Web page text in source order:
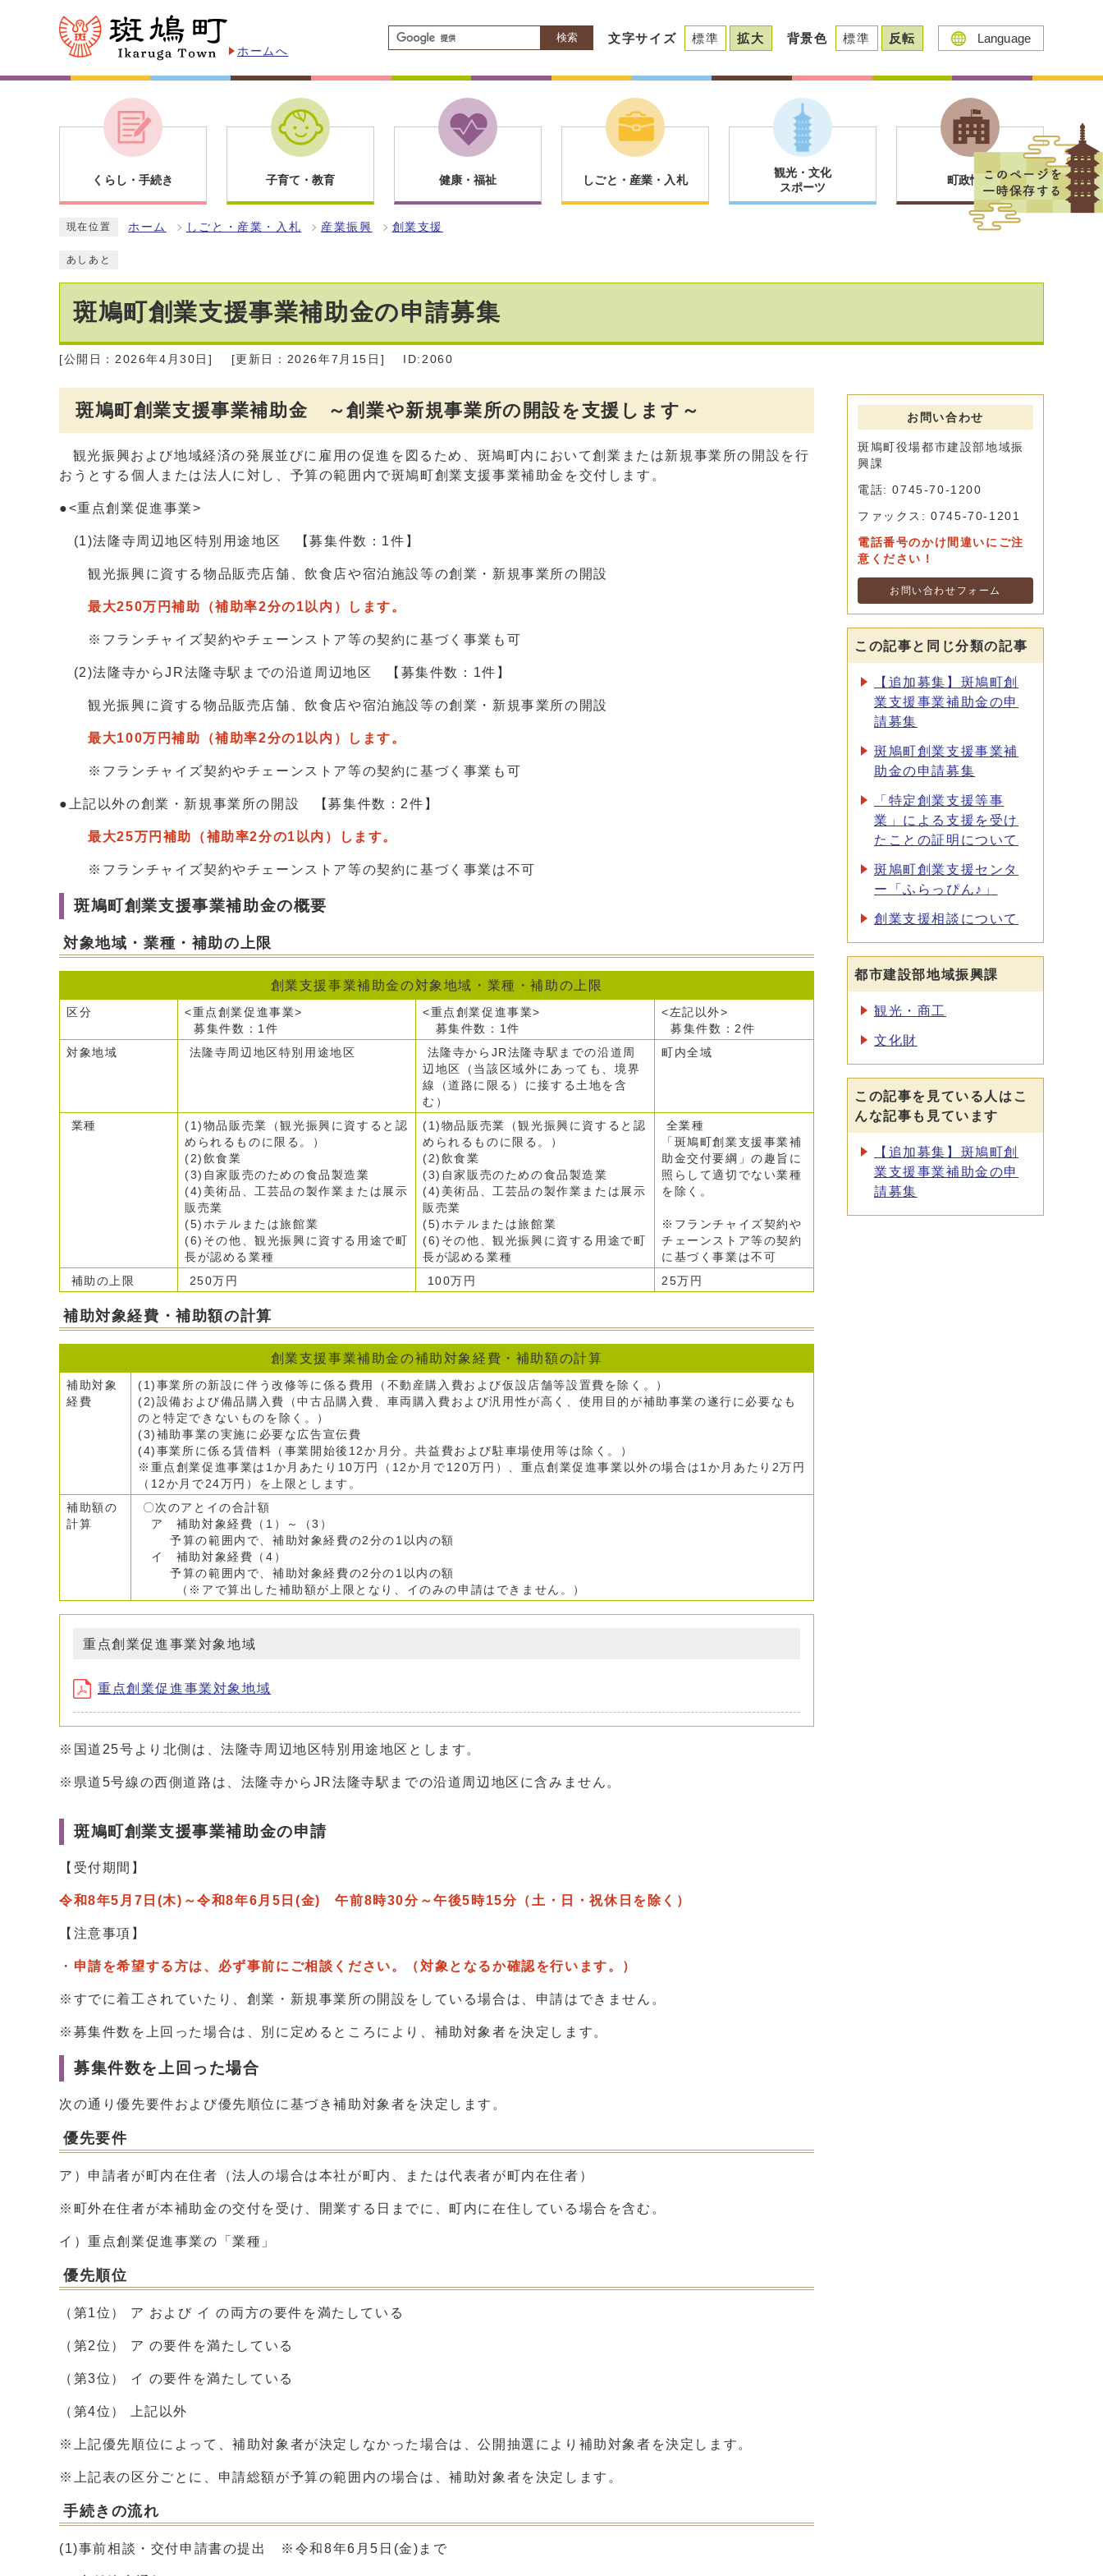
ホームへ
検索 文字サイズ 標準 拡大 背景色 標準 反転 Language
くらし・手続き 子育て・教育 健康・福祉 しごと・産業・入札
観光・文化
スポーツ
町政情報
現在位置 ホーム しごと・産業・入札 産業振興 創業支援
あしあと
斑鳩町創業支援事業補助金の申請募集
[公開日：2026年4月30日] [更新日：2026年7月15日] ID:2060
斑鳩町創業支援事業補助金 ～創業や新規事業所の開設を支援します～
観光振興および地域経済の発展並びに雇用の促進を図るため、斑鳩町内において創業または新規事業所の開設を行
おうとする個人または法人に対し、予算の範囲内で斑鳩町創業支援事業補助金を交付します。
●<重点創業促進事業>
(1)法隆寺周辺地区特別用途地区 【募集件数：1件】
観光振興に資する物品販売店舗、飲食店や宿泊施設等の創業・新規事業所の開設
最大250万円補助（補助率2分の1以内）します。
※フランチャイズ契約やチェーンストア等の契約に基づく事業も可
(2)法隆寺からJR法隆寺駅までの沿道周辺地区 【募集件数：1件】
観光振興に資する物品販売店舗、飲食店や宿泊施設等の創業・新規事業所の開設
最大100万円補助（補助率2分の1以内）します。
※フランチャイズ契約やチェーンストア等の契約に基づく事業も可
●上記以外の創業・新規事業所の開設 【募集件数：2件】
最大25万円補助（補助率2分の1以内）します。
※フランチャイズ契約やチェーンストア等の契約に基づく事業は不可
斑鳩町創業支援事業補助金の概要
対象地域・業種・補助の上限
創業支援事業補助金の対象地域・業種・補助の上限
区分
<重点創業促進事業>
募集件数：1件
<重点創業促進事業>
募集件数：1件
<左記以外>
募集件数：2件
対象地域
法隆寺周辺地区特別用途地区
法隆寺からJR法隆寺駅までの沿道周
辺地区（当該区域外にあっても、境界
線（道路に限る）に接する土地を含
む）
町内全域
業種
(1)物品販売業（観光振興に資すると認
められるものに限る。）
(2)飲食業
(3)自家販売のための食品製造業
(4)美術品、工芸品の製作業または展示
販売業
(5)ホテルまたは旅館業
(6)その他、観光振興に資する用途で町
長が認める業種
(1)物品販売業（観光振興に資すると認
められるものに限る。）
(2)飲食業
(3)自家販売のための食品製造業
(4)美術品、工芸品の製作業または展示
販売業
(5)ホテルまたは旅館業
(6)その他、観光振興に資する用途で町
長が認める業種
全業種
「斑鳩町創業支援事業補
助金交付要綱」の趣旨に
照らして適切でない業種
を除く。
※フランチャイズ契約や
チェーンストア等の契約
に基づく事業は不可
補助の上限
250万円 100万円 25万円
補助対象経費・補助額の計算
創業支援事業補助金の補助対象経費・補助額の計算
補助対象
経費
(1)事業所の新設に伴う改修等に係る費用（不動産購入費および仮設店舗等設置費を除く。）
(2)設備および備品購入費（中古品購入費、車両購入費および汎用性が高く、使用目的が補助事業の遂行に必要なも
のと特定できないものを除く。）
(3)補助事業の実施に必要な広告宣伝費
(4)事業所に係る賃借料（事業開始後12か月分。共益費および駐車場使用等は除く。）
※重点創業促進事業は1か月あたり10万円（12か月で120万円）、重点創業促進事業以外の場合は1か月あたり2万円
（12か月で24万円）を上限とします。
補助額の
計算
〇次のアとイの合計額
ア 補助対象経費（1）～（3）
予算の範囲内で、補助対象経費の2分の1以内の額
イ 補助対象経費（4）
予算の範囲内で、補助対象経費の2分の1以内の額
（※アで算出した補助額が上限となり、イのみの申請はできません。）
重点創業促進事業対象地域
重点創業促進事業対象地域
※国道25号より北側は、法隆寺周辺地区特別用途地区とします。
※県道5号線の西側道路は、法隆寺からJR法隆寺駅までの沿道周辺地区に含みません。
斑鳩町創業支援事業補助金の申請
【受付期間】
令和8年5月7日(木)～令和8年6月5日(金) 午前8時30分～午後5時15分（土・日・祝休日を除く）
【注意事項】
・ 申請を希望する方は、必ず事前にご相談ください。（対象となるか確認を行います。）
※すでに着工されていたり、創業・新規事業所の開設をしている場合は、申請はできません。
※募集件数を上回った場合は、別に定めるところにより、補助対象者を決定します。
募集件数を上回った場合
次の通り優先要件および優先順位に基づき補助対象者を決定します。
優先要件
ア）申請者が町内在住者（法人の場合は本社が町内、または代表者が町内在住者）
※町外在住者が本補助金の交付を受け、開業する日までに、町内に在住している場合を含む。
イ）重点創業促進事業の「業種」
優先順位
（第1位） ア および イ の両方の要件を満たしている
（第2位） ア の要件を満たしている
（第3位） イ の要件を満たしている
（第4位） 上記以外
※上記優先順位によって、補助対象者が決定しなかった場合は、公開抽選により補助対象者を決定します。
※上記表の区分ごとに、申請総額が予算の範囲内の場合は、補助対象者を決定します。
手続きの流れ
(1)事前相談・交付申請書の提出 ※令和8年6月5日(金)まで
お問い合わせ
斑鳩町役場都市建設部地域振
興課
電話: 0745-70-1200
ファックス: 0745-70-1201
電話番号のかけ間違いにご注
意ください！
お問い合わせフォーム
この記事と同じ分類の記事
【追加募集】斑鳩町創
業支援事業補助金の申
請募集
斑鳩町創業支援事業補
助金の申請募集
「特定創業支援等事
業」による支援を受け
たことの証明について
斑鳩町創業支援センタ
ー「ふらっぴん♪」
創業支援相談について
都市建設部地域振興課
観光・商工
文化財
この記事を見ている人はこ
んな記事も見ています
【追加募集】斑鳩町創
業支援事業補助金の申
請募集